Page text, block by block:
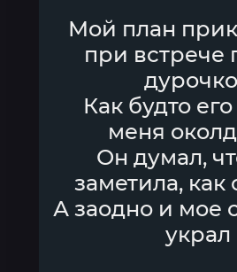
Мой план
при встрече
Как будто
меня
Он думал,
заметила, как
А заодно и мое
украл